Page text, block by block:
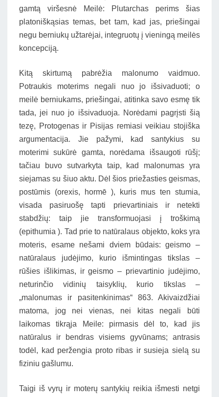
gamtą viršesnė Meilė: Plutarchas perims šias
platoniškąsias temas, bet tam, kad jas, priešingai
negu berniukų užtarėjai, integruotų į vieningą meilės
koncepciją.
Kitą skirtumą pabrėžia malonumo vaidmuo.
Potraukis moterims negali nuo jo išsivaduoti; o
meilė berniukams, priešingai, atitinka savo esmę tik
tada, jei nuo jo išsivaduoja. Norėdami pagrįsti šią
tezę, Protogenas ir Pisijas remiasi veikiau stojiška
argumentacija. Jie pažymi, kad santykius su
moterimi sukūrė gamta, norėdama išsaugoti rūšį;
tačiau buvo sutvarkyta taip, kad malonumas yra
siejamas su šiuo aktu. Dėl šios priežasties geismas,
postūmis (orexis, hormē ), kuris mus ten stumia,
visada pasiruošę tapti prievartiniais ir netekti
stabdžių: taip jie transformuojasi į troškimą
(epithumia ). Tad prie to natūralaus objekto, koks yra
moteris, esame nešami dviem būdais: geismo –
natūralaus judėjimo, kurio išmintingas tikslas –
rūšies išlikimas, ir geismo – prievartinio judėjimo,
neturinčio vidinių taisyklių, kurio tikslas –
„malonumas ir pasitenkinimas“ 863. Akivaizdžiai
matoma, jog nei vienas, nei kitas negali būti
laikomas tikrąja Meile: pirmasis dėl to, kad jis
natūralus ir bendras visiems gyvūnams; antrasis
todėl, kad peržengia proto ribas ir susieja sielą su
fiziniu gašlumu.
Taigi iš vyrų ir moterų santykių reikia išmesti netgi